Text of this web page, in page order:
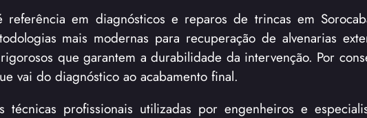
referência em diagnósticos e reparos de trincas em
mais modernas para recuperação de alvenarias
que garantem a durabilidade da intervenção. Por
vai do diagnóstico ao acabamento final.
técnicas profissionais utilizadas por engenheiros e